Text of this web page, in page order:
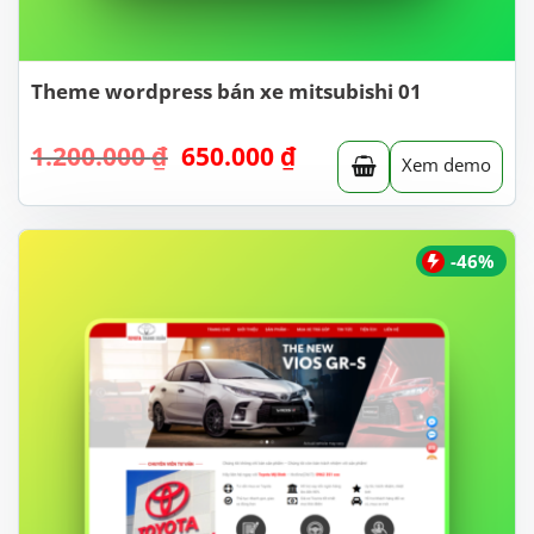
Theme wordpress bán xe mitsubishi 01
1.200.000₫ Giá
là:
1.200.000 ₫.
650.000 ₫Giá
hiện
tại
là:
Xem demo
-46%